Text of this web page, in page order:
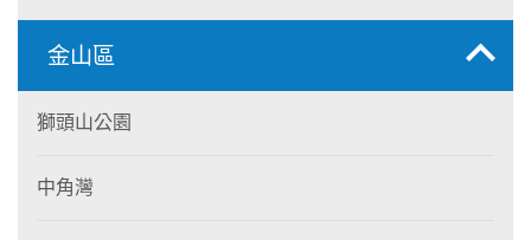
金山區
獅頭山公園
中角灣